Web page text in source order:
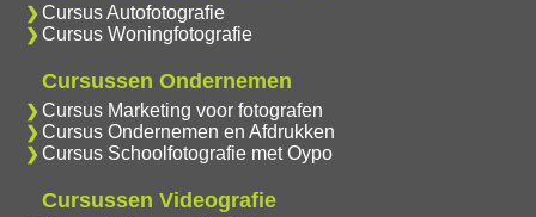
Cursus Autofotografie
Cursus Woningfotografie
Cursussen Ondernemen
Cursus Marketing voor fotografen
Cursus Ondernemen en Afdrukken
Cursus Schoolfotografie met Oypo
Cursussen Videografie